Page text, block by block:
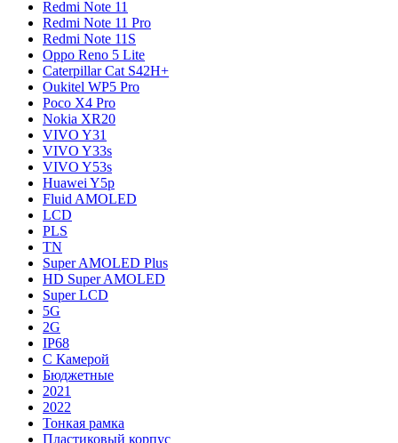
Redmi Note 11
Redmi Note 11 Pro
Redmi Note 11S
Oppo Reno 5 Lite
Caterpillar Cat S42H+
Oukitel WP5 Pro
Poco X4 Pro
Nokia XR20
VIVO Y31
VIVO Y33s
VIVO Y53s
Huawei Y5p
Fluid AMOLED
LCD
PLS
TN
Super AMOLED Plus
HD Super AMOLED
Super LCD
5G
2G
IP68
С Камерой
Бюджетные
2021
2022
Тонкая рамка
Пластиковый корпус